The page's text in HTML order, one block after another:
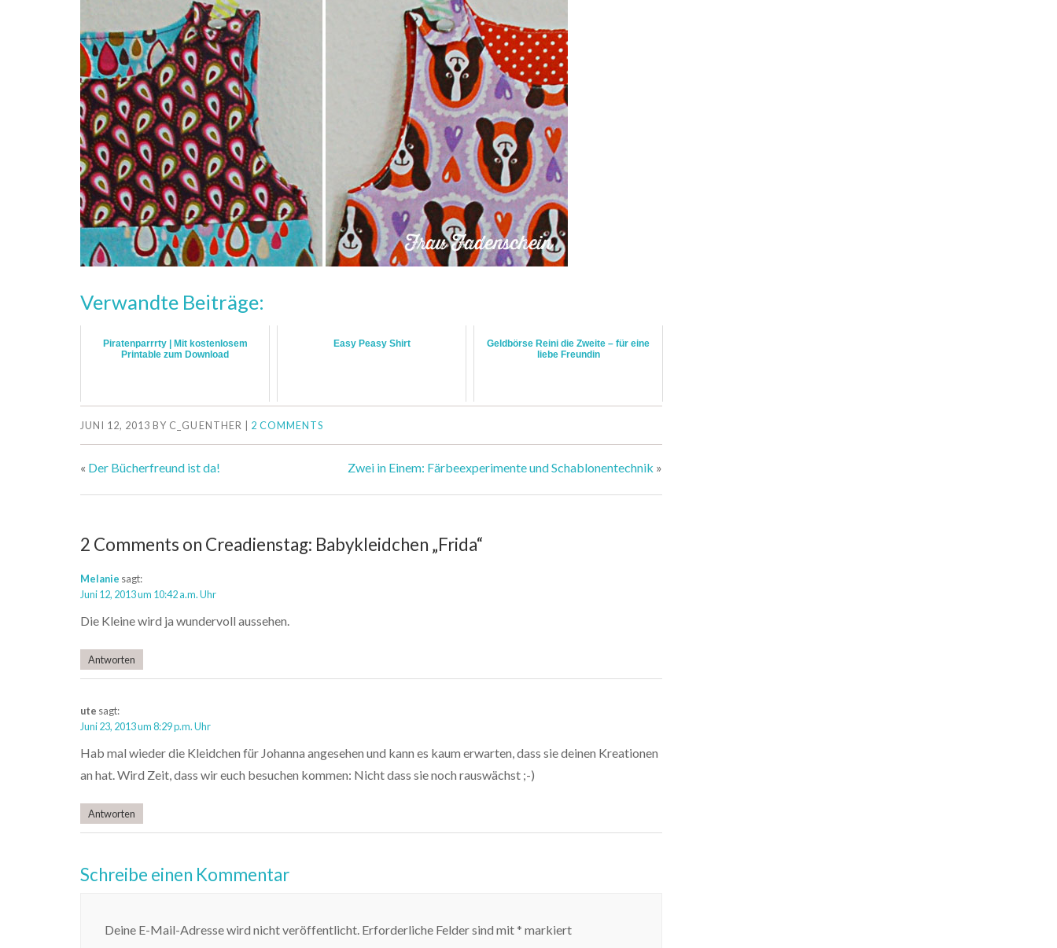
Verwandte Beiträge:
Piratenparrrty | Mit kostenlosem
Printable zum Download
Easy Peasy Shirt
Geldbörse Reini die Zweite – für eine
liebe Freundin
JUNI 12, 2013 BY C_GUENTHER 2 COMMENTS
« Der Bücherfreund ist da! Zwei in Einem: Färbeexperimente und Schablonentechnik »
2 Comments on Creadienstag: Babykleidchen „Frida“
Melanie sagt:
Juni 12, 2013 um 10:42 a.m. Uhr
Die Kleine wird ja wundervoll aussehen.
Antworten
ute sagt:
Juni 23, 2013 um 8:29 p.m. Uhr
Hab mal wieder die Kleidchen für Johanna angesehen und kann es kaum erwarten, dass sie deinen Kreationen
an hat. Wird Zeit, dass wir euch besuchen kommen: Nicht dass sie noch rauswächst ;-)
Antworten
Schreibe einen Kommentar
Deine E-Mail-Adresse wird nicht veröffentlicht. Erforderliche Felder sind mit* markiert